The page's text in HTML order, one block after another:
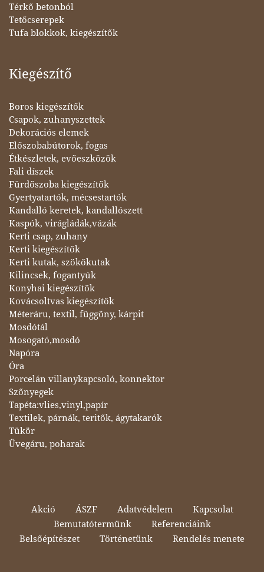
Térkő betonból
Tetőcserepek
Tufa blokkok, kiegészítők
Kiegészítő
Boros kiegészítők
Csapok, zuhanyszettek
Dekorációs elemek
Előszobabútorok, fogas
Étkészletek, evőeszközök
Fali díszek
Fürdőszoba kiegészítők
Gyertyatartók, mécsestartók
Kandalló keretek, kandallószett
Kaspók, virágládák,vázák
Kerti csap, zuhany
Kerti kiegészítők
Kerti kutak, szökőkutak
Kilincsek, fogantyúk
Konyhai kiegészítők
Kovácsoltvas kiegészítők
Méteráru, textil, függöny, kárpit
Mosdótál
Mosogató,mosdó
Napóra
Óra
Porcelán villanykapcsoló, konnektor
Szőnyegek
Tapéta:vlies,vinyl,papír
Textilek, párnák, teritők, ágytakarók
Tükör
Üvegáru, poharak
Akció ÁSZF Adatvédelem
Kapcsolat
Bemutatótermünk
Referenciáink
Belsőépítészet
Történetünk Rendelés menete